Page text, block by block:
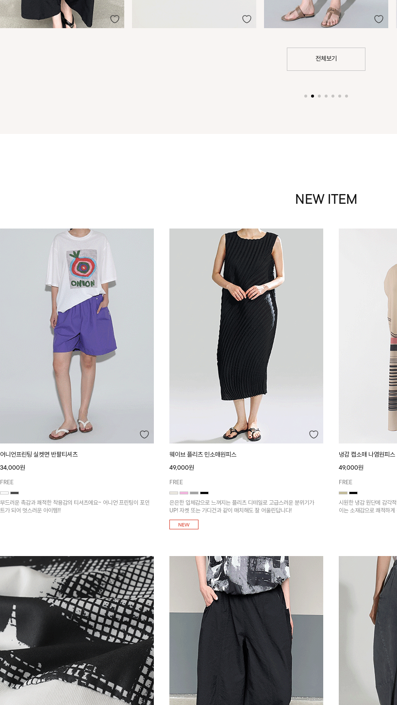
전체보기
NEW ITEM
어니언프린팅 실켓면 반팔티셔츠
34,000원
FREE
부드러운 촉감과 쾌적한 착용감의 티셔츠에요~ 어니언 프린팅이 포인
트가 되어 멋스러운 아이템!!
웨이브 플리츠 민소매원피스
49,000원
FREE
은은한 입체감으로 느껴지는 플리츠 디테일로 고급스러운 분위기가
UP! 자켓 또는 가디건과 같이 매치해도 잘 어울린답니다!
냉감 캡소매 나염원피스
49,000원
FREE
시원한 냉감 원단에 감각
이는 소재감으로 쾌적하게